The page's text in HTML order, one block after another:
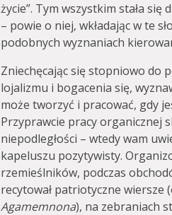
życie”. Tym wszystkim stała się
– powie o niej, wkładając w te
podobnych wyznaniach
Zniechęcając się stopniowo do
lojalizmu i bogacenia się,
może tworzyć i pracować, gdy
Przyprawcie pracy organicznej
niepodległości – wtedy wam
kapeluszu pozytywisty.
rzemieślników, podczas
recytował patriotyczne wiersze
Agamemnona), na zebraniach